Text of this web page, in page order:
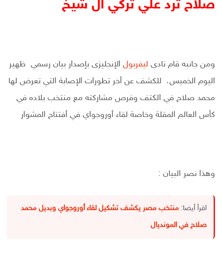
صلاح ترد علي تركي ال شيخ
ومن جانبه قام نادى ليفربول الإنجليزى بإصدار بيان رسمي ظهير
اليوم الخميس، للكشف عن أخر تطورات الإصابة التي تعرض لها
محمد صلاح في الكتف وفرص مشاركته مع منتخب بلاده في
كأس العالم المقلة وخاصة لقاء أوروجواي في أفتتاح المشوار
وهذا نصر البيان :
اقرأ أيضا: منتخب مصر يكشف تشكيل لقاء أوروجواي وبديل محمد
صلاح في المونديال